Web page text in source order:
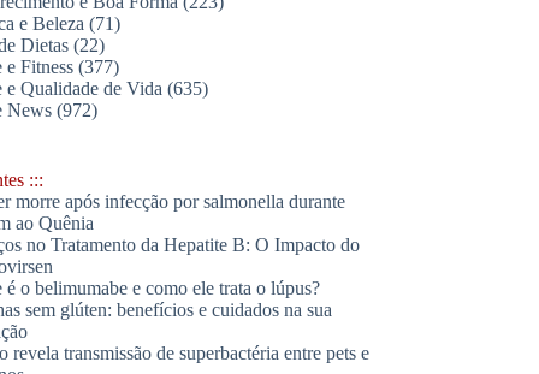
e Beleza (71)
Dietas(22)
e Fitness(377)
e Qualidade de Vida (635)
News(972)
:::
morre após infecção por salmonella durante
ao Quênia
no Tratamento da Hepatite B: O Impacto do
é o belimumabe e como ele trata o lúpus?
sem glúten: benefícios e cuidados na sua
revela transmissão de superbactéria entre pets e